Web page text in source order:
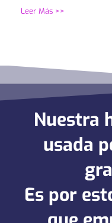
Leer Más >>
Nuestra
usada
Es por